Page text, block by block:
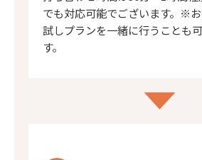
でも対応可能でございます。※
試しプランを一緒に行うことも
す。